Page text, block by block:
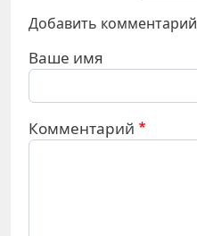
Добавить комментарий
Ваше имя
Комментарий